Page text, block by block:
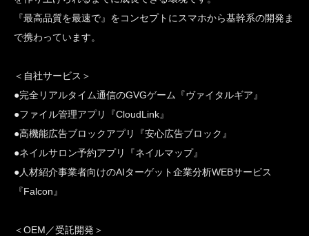
『最高品質を最速で』をコンセプトにスマホから基幹系の開発ま
で携わっています。
＜自社サービス＞
●完全リアルタイム通信のGVGゲーム『ヴァイタルギア』
●ファイル管理アプリ『CloudLink』
●高機能広告ブロックアプリ『安心広告ブロック』
●ネイルサロン予約アプリ『ネイルマップ』
●人材紹介事業者向けのAIターゲット企業分析WEBサービス
『Falcon』
＜OEM／受託開発＞